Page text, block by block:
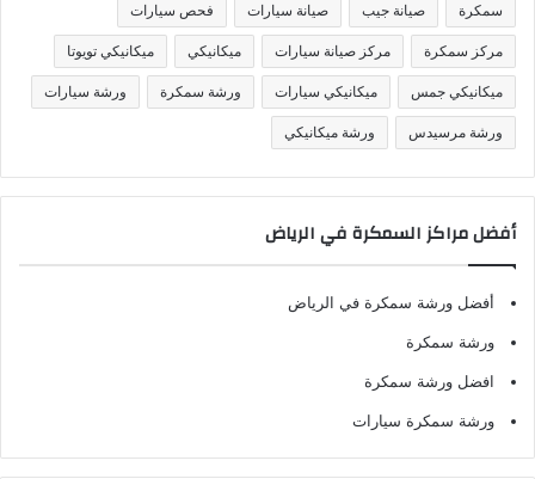
سمكرة صيانة جيب صيانة سيارات فحص سيارات
مركز سمكرة مركز صيانة سيارات ميكانيكي ميكانيكي تويوتا
ميكانيكي جمس ميكانيكي سيارات ورشة سمكرة ورشة سيارات
ورشة مرسيدس ورشة ميكانيكي
أفضل مراكز السمكرة في الرياض
أفضل ورشة سمكرة في الرياض
ورشة سمكرة
افضل ورشة سمكرة
ورشة سمكرة سيارات